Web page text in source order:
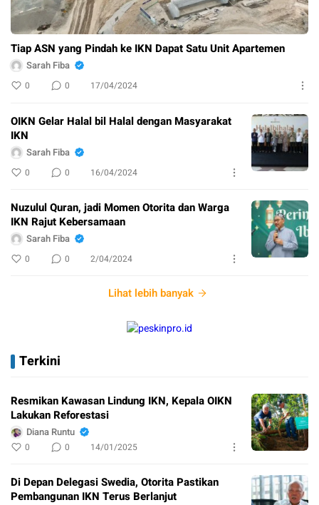
Tiap ASN yang Pindah ke IKN Dapat Satu Unit Apartemen
Sarah Fiba
0 0 17/04/2024
OIKN Gelar Halal bil Halal dengan Masyarakat
IKN
Sarah Fiba
0 0 16/04/2024
Nuzulul Quran, jadi Momen Otorita dan Warga
IKN Rajut Kebersamaan
Sarah Fiba
0 0 2/04/2024
Lihat lebih banyak
Terkini
Resmikan Kawasan Lindung IKN, Kepala OIKN
Lakukan Reforestasi
Diana Runtu
0 0 14/01/2025
Di Depan Delegasi Swedia, Otorita Pastikan
Pembangunan IKN Terus Berlanjut